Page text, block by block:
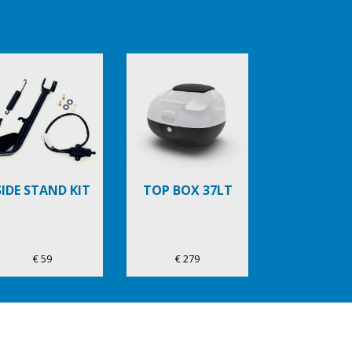
STAND KIT
€ 59
TOP BOX 37LT
€ 279